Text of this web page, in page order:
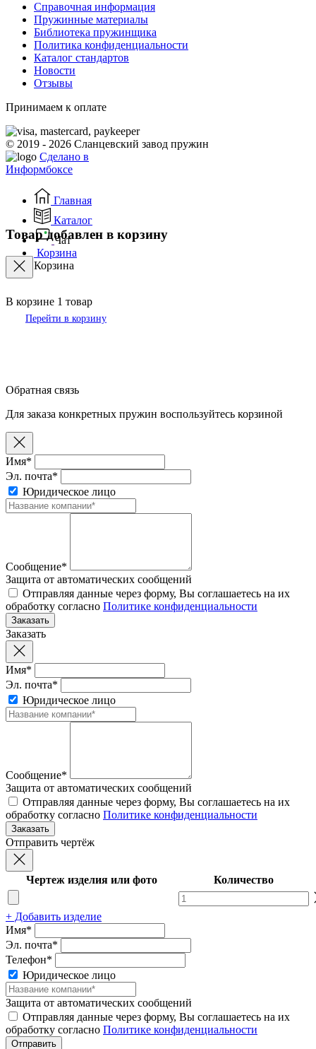
Справочная информация
Пружинные материалы
Библиотека пружинщика
Политика конфиденциальности
Каталог стандартов
Новости
Отзывы
Принимаем к оплате
© 2019 - 2026 Сланцевский завод пружин
Сделано в
Информбоксе
Главная
Каталог
Чат
Корзина
Корзина
Товар добавлен в корзину
В корзине 1 товар
Перейти в корзину
Обратная связь
Для заказа конкретных пружин воспользуйтесь корзиной
Имя*
Эл. почта*
Юридическое лицо
Сообщение*
Защита от автоматических сообщений
Отправляя данные через форму, Вы соглашаетесь на их
обработку согласно Политике конфиденциальности
Заказать
Имя*
Эл. почта*
Юридическое лицо
Сообщение*
Защита от автоматических сообщений
Отправляя данные через форму, Вы соглашаетесь на их
обработку согласно Политике конфиденциальности
Отправить чертёж
Чертеж изделия или фото Количество
+ Добавить изделие
Имя*
Эл. почта*
Телефон*
Юридическое лицо
Защита от автоматических сообщений
Отправляя данные через форму, Вы соглашаетесь на их
обработку согласно Политике конфиденциальности